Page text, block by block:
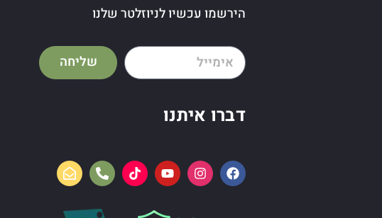
הירשמו עכשיו לניוזלטר שלנו
שליחה
דברו איתנו